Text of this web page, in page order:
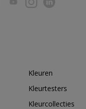
Kleuren
Kleurtesters
Kleurcollecties